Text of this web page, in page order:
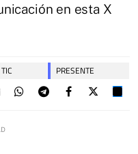
en esta X
TIC PRESENTE